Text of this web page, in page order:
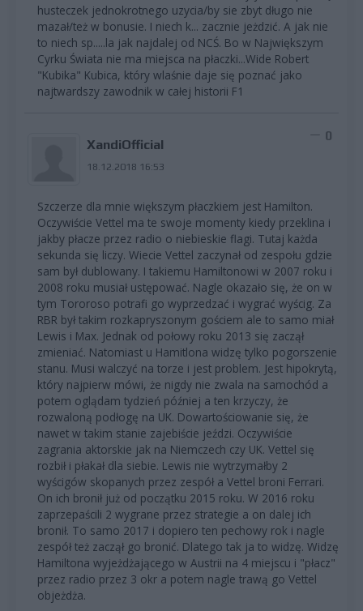
husteczek jednokrotnego uzycia/by sie zbyt długo nie
mazał/też w bonusie. I niech k... zacznie jeżdzić. A jak nie
to niech sp.....la jak najdalej od NCŚ. Bo w Największym
Cyrku Świata nie ma miejsca na płaczki...Wide Robert
"Kubika" Kubica, który wlaśnie daje się poznać jako
najtwardszy zawodnik w całej historii F1
XandiOfficial
18.12.2018 16:53
0
Szczerze dla mnie większym płaczkiem jest Hamilton.
Oczywiście Vettel ma te swoje momenty kiedy przeklina i
jakby płacze przez radio o niebieskie flagi. Tutaj każda
sekunda się liczy. Wiecie Vettel zaczynał od zespołu gdzie
sam był dublowany. I takiemu Hamiltonowi w 2007 roku i
2008 roku musiał ustępować. Nagle okazało się, że on w
tym Tororoso potrafi go wyprzedzać i wygrać wyścig. Za
RBR był takim rozkapryszonym gościem ale to samo miał
Lewis i Max. Jednak od połowy roku 2013 się zaczął
zmieniać. Natomiast u Hamitlona widzę tylko pogorszenie
stanu. Musi walczyć na torze i jest problem. Jest hipokrytą,
który najpierw mówi, że nigdy nie zwala na samochód a
potem oglądam tydzień później a ten krzyczy, że
rozwaloną podłogę na UK. Dowartościowanie się, że
nawet w takim stanie zajebiście jeździ. Oczywiście
zagrania aktorskie jak na Niemczech czy UK. Vettel się
rozbił i płakał dla siebie. Lewis nie wytrzymałby 2
wyścigów skopanych przez zespół a Vettel broni Ferrari.
On ich bronił już od początku 2015 roku. W 2016 roku
zaprzepaścili 2 wygrane przez strategie a on dalej ich
bronił. To samo 2017 i dopiero ten pechowy rok i nagle
zespół też zaczął go bronić. Dlatego tak ja to widzę. Widzę
Hamiltona wyjeżdżającego w Austrii na 4 miejscu i "płacz"
przez radio przez 3 okr a potem nagle trawą go Vettel
objeżdża.